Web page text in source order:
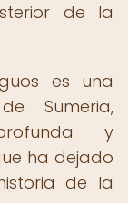
de la
es una
Sumeria,
y
ha dejado
de la